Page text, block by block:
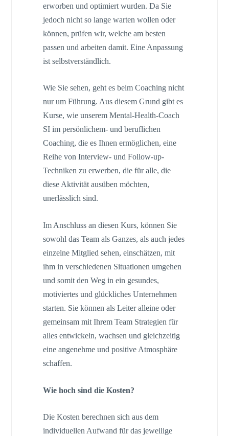
erworben und optimiert wurden. Da Sie
jedoch nicht so lange warten wollen oder
können, prüfen wir, welche am besten
passen und arbeiten damit. Eine Anpassung
ist selbstverständlich.
Wie Sie sehen, geht es beim Coaching nicht
nur um Führung. Aus diesem Grund gibt es
Kurse, wie unserem Mental-Health-Coach
SI im persönlichem- und beruflichen
Coaching, die es Ihnen ermöglichen, eine
Reihe von Interview- und Follow-up-
Techniken zu erwerben, die für alle, die
diese Aktivität ausüben möchten,
unerlässlich sind.
Im Anschluss an diesen Kurs, können Sie
sowohl das Team als Ganzes, als auch jedes
einzelne Mitglied sehen, einschätzen, mit
ihm in verschiedenen Situationen umgehen
und somit den Weg in ein gesundes,
motiviertes und glückliches Unternehmen
starten. Sie können als Leiter alleine oder
gemeinsam mit Ihrem Team Strategien für
alles entwickeln, wachsen und gleichzeitig
eine angenehme und positive Atmosphäre
schaffen.
Wie hoch sind die Kosten?
Die Kosten berechnen sich aus dem
individuellen Aufwand für das jeweilige